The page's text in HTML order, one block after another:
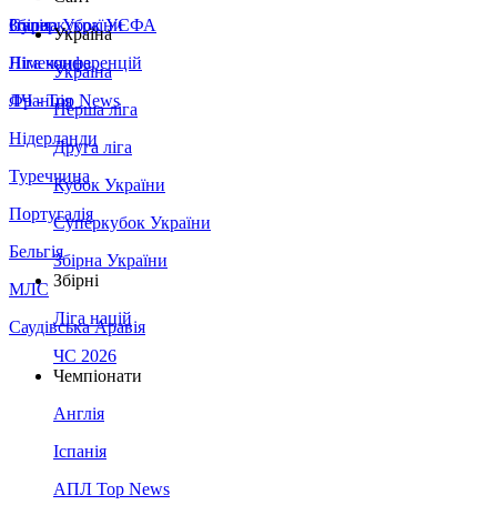
Збірна України
Італія
Німеччина
Франція
Нідерланди
Туреччина
Португалія
Бельгія
МЛС
Саудівська Аравія
Суперкубок УЄФА
Ліга конференцій
ЛЧ - Top News
Україна
Україна
Перша ліга
Друга ліга
Кубок України
Суперкубок України
Збірна України
Збірні
Ліга націй
ЧС 2026
Чемпіонати
Англія
Іспанія
АПЛ Top News